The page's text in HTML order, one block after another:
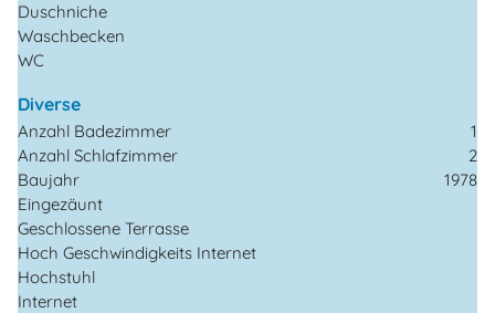
Duschniche
Waschbecken
WC
Diverse
Anzahl Badezimmer
1
Anzahl Schlafzimmer
2
Baujahr
1978
Eingezäunt
Geschlossene Terrasse
Hoch Geschwindigkeits Internet
Hochstuhl
Internet